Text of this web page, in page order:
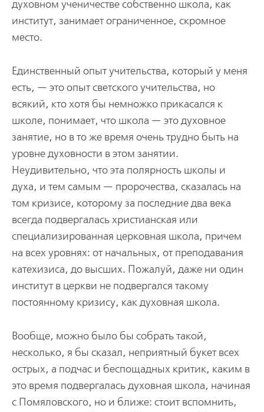
духовном ученичестве собственно школа, как
институт, занимает ограниченное, скромное
место.
Единственный опыт учительства, который у меня
есть, — это опыт светского учительства, но
всякий, кто хотя бы немножко прикасался к
школе, понимает, что школа — это духовное
занятие, но в то же время очень трудно быть на
уровне духовности в этом занятии.
Неудивительно, что эта полярность школы и
духа, и тем самым — пророчества, сказалась на
том кризисе, которому за последние два века
всегда подвергалась христианская или
специализированная церковная школа, причем
на всех уровнях: от начальных, от преподавания
катехизиса, до высших. Пожалуй, даже ни один
институт в церкви не подвергался такому
постоянному кризису, как духовная школа.
Вообще, можно было бы собрать такой,
несколько, я бы сказал, неприятный букет всех
острых, а подчас и беспощадных критик, каким в
это время подвергалась духовная школа, начиная
с Помяловского, но и ближе: стоит вспомнить,